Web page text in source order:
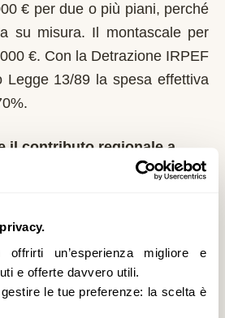
un’esperienza migliore e
e offerte davvero utili.
le tue preferenze: la scelta è
€ per due o più piani, perché
su misura. Il montascale per
€. Con la Detrazione IRPEF
Legge 13/89 la spesa effettiva
il contributo regionale a
Domanda al Comune entro
La Regione Lombardia è
bandi regolari, graduatorie
a fondo perduto che si